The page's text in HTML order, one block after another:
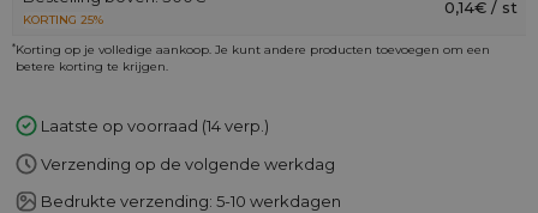
KORTING 25%
0,14€ / st
*Korting op je volledige aankoop. Je kunt andere producten toevoegen om een
betere korting te krijgen.
Laatste op voorraad (14 verp.)
Verzending op de volgende werkdag
Bedrukte verzending: 5-10 werkdagen